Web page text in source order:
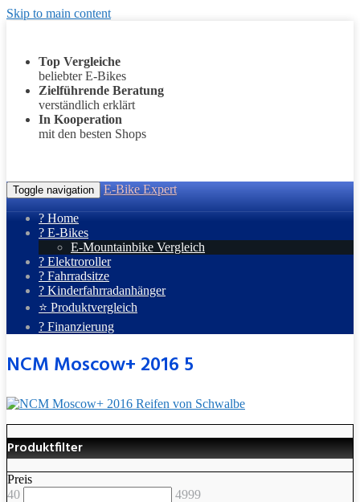
Skip to main content
Top Vergleiche
beliebter E-Bikes
Zielführende Beratung
verständlich erklärt
In Kooperation
mit den besten Shops
Toggle navigation E-Bike Expert
? Home
? E-Bikes
E-Mountainbike Vergleich
? Elektroroller
? Fahrradsitze
? Kinderfahrradanhänger
⭐ Produktvergleich
? Finanzierung
NCM Moscow+ 2016 5
Produktfilter
Preis
40
4999